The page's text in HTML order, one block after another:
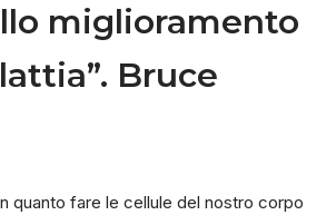
miglioramento
Bruce
quanto fare le cellule del nostro corpo